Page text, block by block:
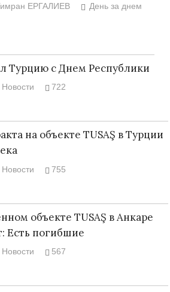
ЕРГАЛИЕВ
День за днем
Турцию с Днем Республики
Новости 722
на объекте TUSAŞ в Турции
Новости 755
объекте TUSAŞ в Анкаре
Есть погибшие
Новости 567